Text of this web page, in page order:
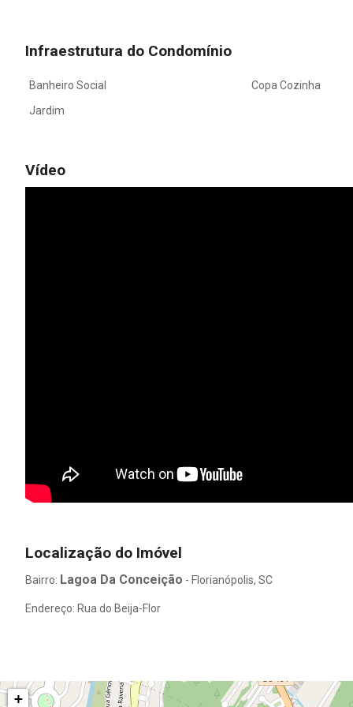
Infraestrutura do Condomínio
Banheiro Social
Copa Cozinha
Jardim
Vídeo
Localização do Imóvel
Bairro: Lagoa Da Conceição - Florianópolis, SC
Endereço: Rua do Beija-Flor
+